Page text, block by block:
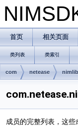
首页 相关页面
类列表 类索引
com netease nimlib
成员的完整列表，这些